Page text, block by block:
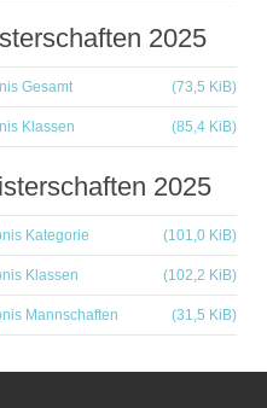
2025
Gesamt (73,5 KiB)
Klassen (85,4 KiB)
2025
Kategorie (101,0 KiB)
Klassen (102,2 KiB)
Mannschaften (31,5 KiB)